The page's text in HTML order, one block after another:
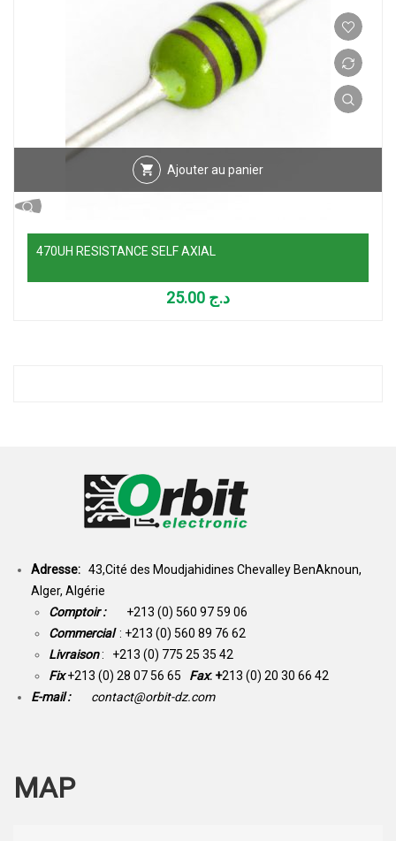
Ajouter au panier
470UH RESISTANCE SELF AXIAL
د.ج
Adresse: 43,Cité des Moudjahidines Chevalley BenAknoun,
Alger, Algérie
Comptoir : +213 (0) 560 97 59 06
Commercial : +213 (0) 560 89 76 62
Livraison: +213 (0) 775 25 35 42
Fix +213 (0) 28 07 56 65 Fax: +213 (0) 20 30 66 42
E-mail :
contact@orbit-dz.com
MAP